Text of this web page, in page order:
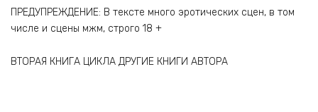
ПРЕДУПРЕЖДЕНИЕ: В тексте много эротических сцен, в том
числе и сцены мжм, строго 18 +
ВТОРАЯ КНИГА ЦИКЛА ДРУГИЕ КНИГИ АВТОРА